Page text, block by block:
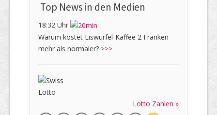
Top News in den Medien
18:32 Uhr
Warum kostet Eiswürfel-Kaffee 2 Franken
mehr als normaler? >>>
Lotto Zahlen »